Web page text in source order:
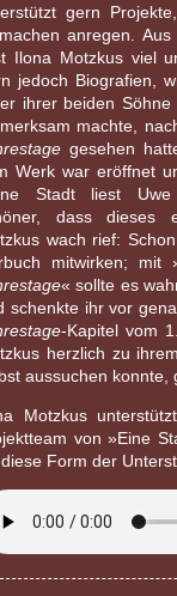
gern
anregen.
Ilona Motzkus viel
jedoch Biografien,
ihrer beiden
machte,
gesehen
Werk war eröffnet
Stadt liest
dass dieses
wach rief:
mitwirken; mit
« sollte es
schenkte ihr vor
-Kapitel vom
herzlich zu
aussuchen konnte,
Motzkus
von »Eine
Form der